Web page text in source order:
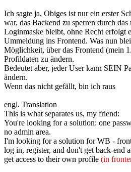
Ich sagte ja, Obiges ist nur ein erster
war, das Backend zu sperren durch
Loginmaske bleibt, ohne Recht erfolgt
Ummeldung ins Frontend. Was nun
Möglichkeit, über das Frontend (mein
Profildaten zu ändern.
Bedeutet aber, jeder User kann SEIN
ändern.
Wenn das nicht gefällt, bin ich raus
engl. Translation
This is what separates us, my friend:
You're looking for a solution: one
no admin area.
I'm looking for a solution for WB -
log in, register, and don't get back-end
get access to their own profile (in